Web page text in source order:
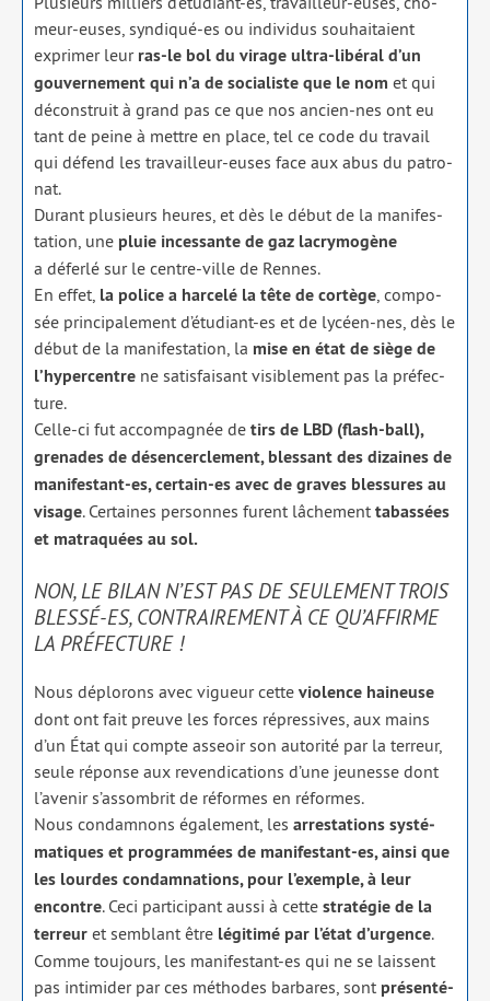
meur-euses, syn­di­qué-es ou indi­vi­dus sou­hai­taient
expri­mer leur ras-le bol du virage ultra-libé­ral d’un
gou­ver­ne­ment qui n’a de socia­liste que le nom et qui
décons­truit à grand pas ce que nos ancien-nes ont eu
tant de peine à mettre en place, tel ce code du tra­vail
qui défend les tra­vailleur-euses face aux abus du patro­
nat.
Durant plu­sieurs heures, et dès le début de la mani­fes­
ta­tion, une pluie inces­sante de gaz lacry­mo­gène
a défer­lé sur le centre-ville de Rennes.
En effet, la police a har­ce­lé la tête de cor­tège, com­po­
sée prin­ci­pa­le­ment d’étudiant-es et de lycéen-nes, dès le
début de la mani­fes­ta­tion, la mise en état de siège de
l’hypercentre ne satis­fai­sant visi­ble­ment pas la pré­fec­
ture.
Celle-ci fut accom­pa­gnée de tirs de LBD (flash-ball),
gre­nades de désen­cer­cle­ment, bles­sant des dizaines de
mani­fes­tant-es, cer­tain-es avec de graves bles­sures au
visage. Certaines per­sonnes furent lâche­ment tabas­sées
et matra­quées au sol.
NON, LE BILAN N’EST PAS DE SEULEMENT TROIS
BLESSÉ-ES, CONTRAIREMENT À CE QU’AFFIRME
LA PRÉFECTURE !
Nous déplo­rons avec vigueur cette vio­lence hai­neuse
dont ont fait preuve les forces répres­sives, aux mains
d’un État qui compte asseoir son auto­ri­té par la ter­reur,
seule réponse aux reven­di­ca­tions d’une jeu­nesse dont
l’avenir s’assombrit de réformes en réformes.
Nous condam­nons éga­le­ment, les arres­ta­tions sys­té­
ma­tiques et pro­gram­mées de mani­fes­tant-es, ain­si que
les lourdes condam­na­tions, pour l’exemple, à leur
encontre. Ceci par­ti­ci­pant aus­si à cette stra­té­gie de la
ter­reur et sem­blant être légi­ti­mé par l’état d’urgence.
Comme tou­jours, les mani­fes­tant-es qui ne se laissent
pas inti­mi­der par ces méthodes bar­bares, sont pré­sen­té-